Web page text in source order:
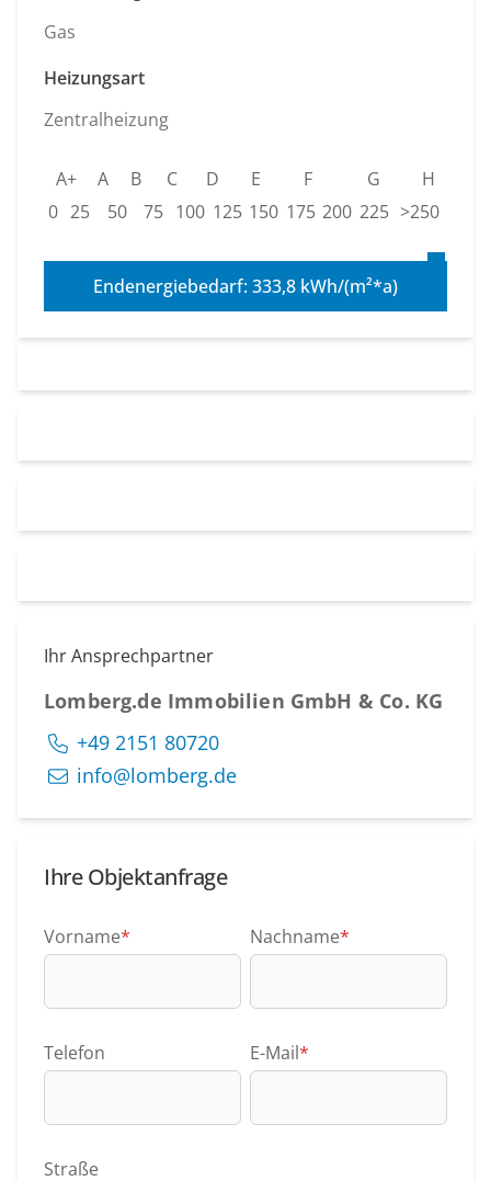
Gas
Heizungsart
Zentralheizung
A+ A B C D E F G
H
0 25 50 75 100 125 150 175 200 225 >250
Endenergiebedarf: 333,8 kWh/(m²*a)
Ihr Ansprechpartner
Lomberg.de Immobilien GmbH & Co. KG
+49 2151 80720
info@lomberg.de
Ihre Objektanfrage
Vorname* Nachname*
Telefon E-Mail*
Straße